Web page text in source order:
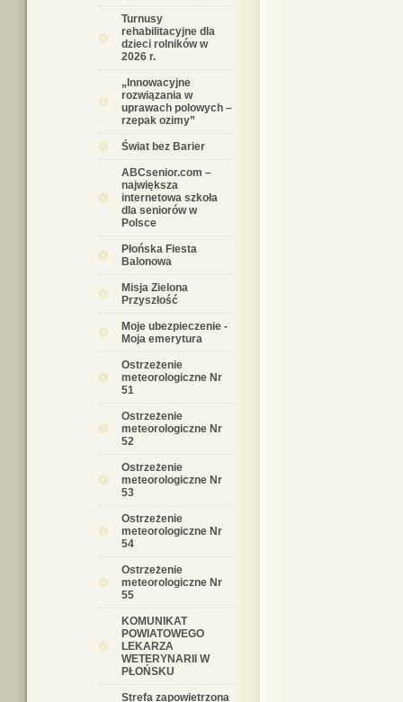
Turnusy
rehabilitacyjne dla
dzieci rolników w
2026 r.
„Innowacyjne
rozwiązania w
uprawach polowych –
rzepak ozimy”
Świat bez Barier
ABCsenior.com –
największa
internetowa szkoła
dla seniorów w
Polsce
Płońska Fiesta
Balonowa
Misja Zielona
Przyszłość
Moje ubezpieczenie -
Moja emerytura
Ostrzeżenie
meteorologiczne Nr
51
Ostrzeżenie
meteorologiczne Nr
52
Ostrzeżenie
meteorologiczne Nr
53
Ostrzeżenie
meteorologiczne Nr
54
Ostrzeżenie
meteorologiczne Nr
55
KOMUNIKAT
POWIATOWEGO
LEKARZA
WETERYNARII W
PŁOŃSKU
Strefa zapowietrzona